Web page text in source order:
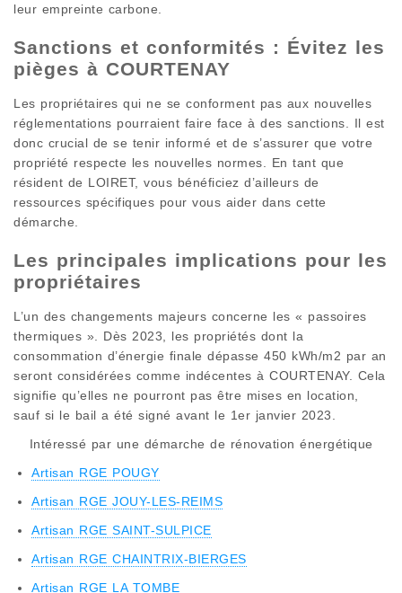
leur empreinte carbone.
Sanctions et conformités : Évitez les
pièges à COURTENAY
Les propriétaires qui ne se conforment pas aux nouvelles
réglementations pourraient faire face à des sanctions. Il est
donc crucial de se tenir informé et de s’assurer que votre
propriété respecte les nouvelles normes. En tant que
résident de LOIRET, vous bénéficiez d’ailleurs de
ressources spécifiques pour vous aider dans cette
démarche.
Les principales implications pour les
propriétaires
L’un des changements majeurs concerne les « passoires
thermiques ». Dès 2023, les propriétés dont la
consommation d’énergie finale dépasse 450 kWh/m2 par an
seront considérées comme indécentes à COURTENAY. Cela
signifie qu’elles ne pourront pas être mises en location,
sauf si le bail a été signé avant le 1er janvier 2023.
Intéressé par une démarche de rénovation énergétique
Artisan RGE POUGY
Artisan RGE JOUY-LES-REIMS
Artisan RGE SAINT-SULPICE
Artisan RGE CHAINTRIX-BIERGES
Artisan RGE LA TOMBE